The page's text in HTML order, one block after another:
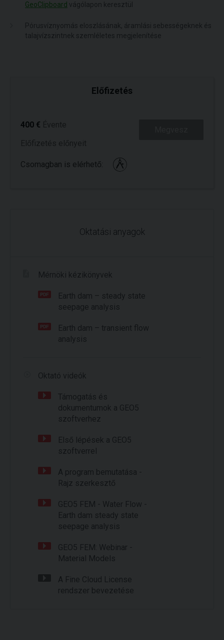
GeoClipboard vágólapon keresztül
Pórusvíznyomás eloszlásának, áramlási sebességeknek és
talajvízszintnek szemléletes megjelenítése
Előfizetés
400 €
Csomagban is elérhető:
Oktatási anyagok
Mérnöki kézikönyvek
Earth dam – steady state
seepage analysis
Earth dam – transient flow
analysis
Oktató videók
Támogatás és
dokumentumok a GEO5
szoftverhez
Első lépések a GEO5
szoftverrel
A program bemutatása -
Rajz szerkesztő
GEO5 FEM - Water Flow -
Earth dam steady state
seepage analysis
GEO5 FEM: Webinar -
Material Models
A Fine Cloud License
rendszer bevezetése